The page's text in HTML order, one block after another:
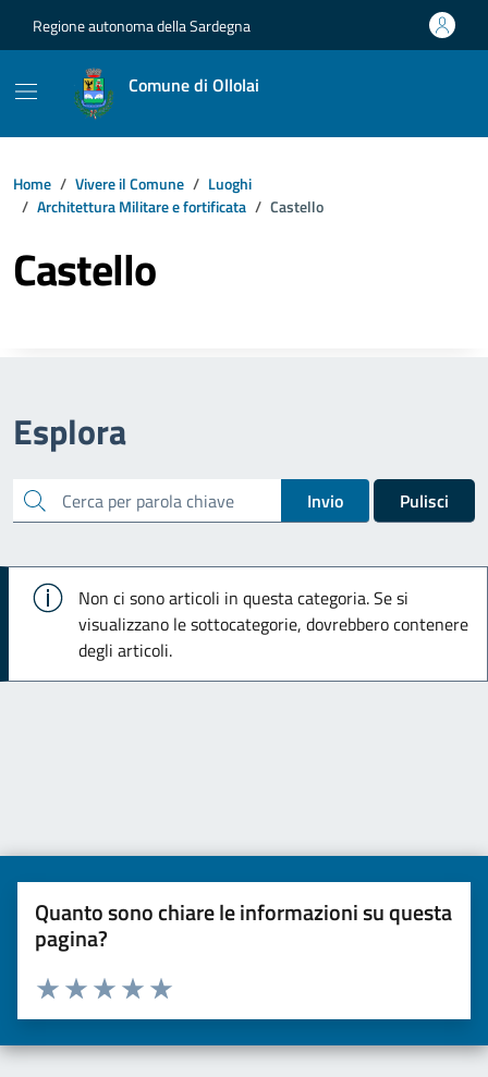
Regione autonoma della Sardegna
Comune di Ollolai
Home Vivere il Comune
Luoghi
Architettura Militare e fortificata
Castello
Castello
Esplora
cerca Invio Pulisci
Info
Non ci sono articoli in questa categoria. Se si
visualizzano le sottocategorie, dovrebbero contenere
degli articoli.
Quanto sono chiare le informazioni su questa
pagina?
Valuta da 1 a 5 stelle la pagina
Valuta 5 stelle su 5
Valuta 4 stelle su 5
Valuta 3 stelle su 5
Valuta 2 stelle su 5
Valuta una stella su 5